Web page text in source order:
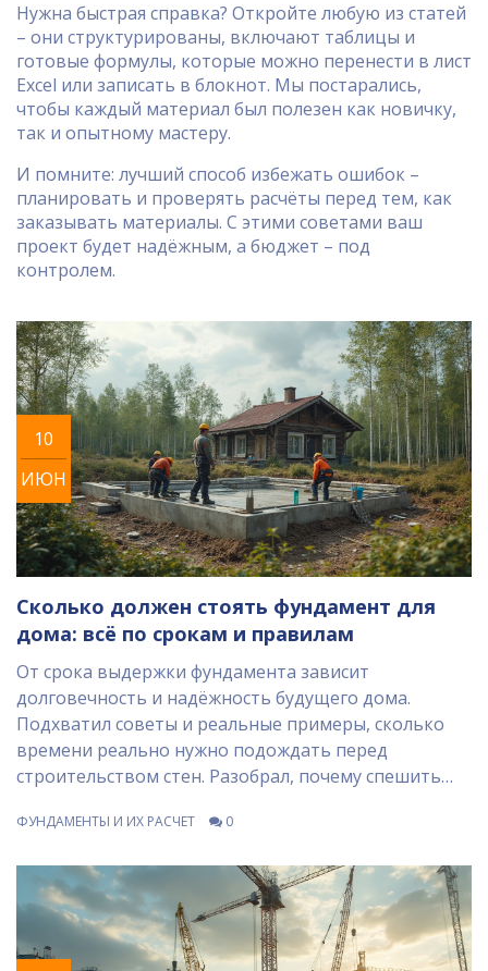
Нужна быстрая справка? Откройте любую из статей
– они структурированы, включают таблицы и
готовые формулы, которые можно перенести в лист
Excel или записать в блокнот. Мы постарались,
чтобы каждый материал был полезен как новичку,
так и опытному мастеру.
И помните: лучший способ избежать ошибок –
планировать и проверять расчёты перед тем, как
заказывать материалы. С этими советами ваш
проект будет надёжным, а бюджет – под
контролем.
10
ИЮН
Сколько должен стоять фундамент для
дома: всё по срокам и правилам
От срока выдержки фундамента зависит
долговечность и надёжность будущего дома.
Подхватил советы и реальные примеры, сколько
времени реально нужно подождать перед
строительством стен. Разобрал, почему спешить
всё испортить. Расскажу, что делать, если очередь
поделились как строители, так и обычные
домовладельцы.
ФУНДАМЕНТЫ И ИХ РАСЧЕТ 0